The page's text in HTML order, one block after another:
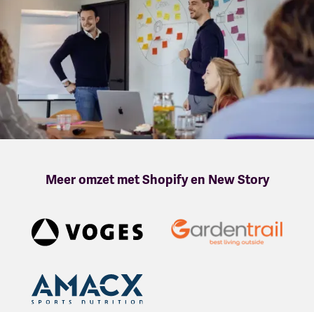
Meer omzet met Shopify en New Story